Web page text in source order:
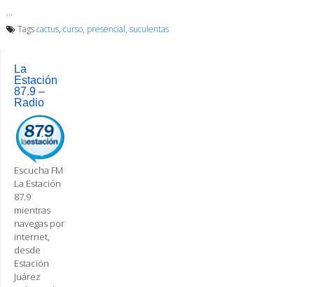
…
Tagscactus, curso, presencial, suculentas
La
Estación
87.9 –
Radio
Escucha FM
La Estación
87.9
mientras
navegas por
internet,
desde
Estación
Juárez